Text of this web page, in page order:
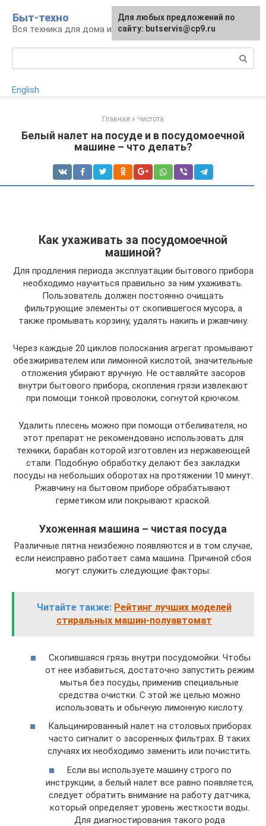
контенту
Быт-техно
Вся техника для дома и сада
English
Главная » Чистота
Белый налет на посуде и в посудомоечной
машине – что делать?
Как ухаживать за посудомоечной
машиной?
Для продления периода эксплуатации бытового прибора
необходимо научиться правильно за ним ухаживать.
Пользователь должен постоянно очищать
фильтрующие элементы от скопившегося мусора, а
также промывать корзину, удалять накипь и ржавчину.
Через каждые 20 циклов полоскания агрегат промывают
обезжиривателем или лимонной кислотой, значительные
отложения убирают вручную. Не оставляйте засоров
внутри бытового прибора, скопления грязи извлекают
при помощи тонкой проволоки, согнутой крючком.
Удалить плесень можно при помощи отбеливателя, но
этот препарат не рекомендовано использовать для
техники, барабан которой изготовлен из нержавеющей
стали. Подобную обработку делают без закладки
посуды на небольших оборотах на протяжении 10 минут.
Ржавчину на бытовом приборе обрабатывают
герметиком или покрывают краской.
Ухоженная машина – чистая посуда
Различные пятна неизбежно появляются и в том случае,
если неисправно работает сама машина. Причиной сбоя
могут служить следующие факторы:
Читайте также: Рейтинг лучших моделей
стиральных машин-полуавтомат
Скопившаяся грязь внутри посудомойки. Чтобы
от нее избавиться, достаточно запустить режим
мытья без посуды, применив специальные
средства очистки. С этой же целью можно
использовать и обычную лимонную кислоту.
Кальцинированный налет на столовых приборах
часто сигналит о засоренных фильтрах. В таких
случаях их необходимо заменить или почистить.
Если вы используете машину строго по
инструкции, а белый налет все равно появляется,
следует обратить внимание на работу датчика,
который определяет уровень жесткости воды.
Для диагностирования такого рода
Для любых предложений по
сайту: butservis@cp9.ru